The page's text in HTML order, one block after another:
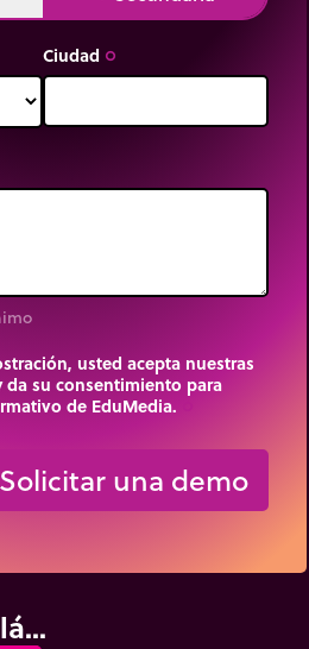
Ciudad trip_origin
usted acepta nuestras
da su consentimiento para
de EduMedia.
Solicitar una demo